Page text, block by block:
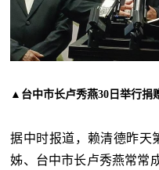
▲台中市长卢秀燕30日举行捐
据中时报道，赖清德昨天
姊、台中市长卢秀燕常常